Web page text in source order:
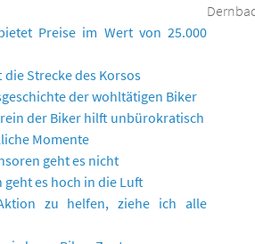
Preise im Wert von 25.000
die Strecke des Korsos
der wohltätigen Biker
der Biker hilft unbürokratisch
Momente
geht es nicht
geht es hoch in die Luft
zu helfen, ziehe ich alle